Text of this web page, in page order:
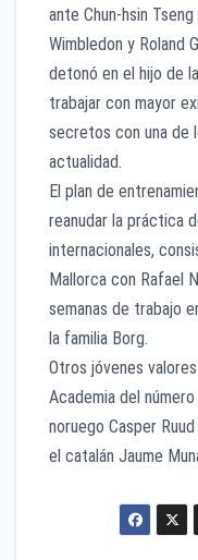
ante Chun-hsin
Wimbledon y Roland
detonó en el hijo de
trabajar con mayor
secretos con una de
actualidad.
El plan de
reanudar la práctica
internacionales,
Mallorca con Rafael
semanas de trabajo
la familia Borg.
Otros jóvenes
Academia del
noruego Casper
el catalán Jaume